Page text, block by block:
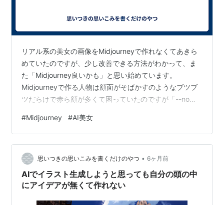
リアル系の美女の画像をMidjourneyで作れなくてあきら
めていたのですが、少し改善できる方法がわかって、ま
た「Midjourney良いかも」と思い始めています。
Midjourneyで作る人物は顔面がそばかすのようなブツブ
ツだらけで赤ら顔が多くて困っていたのですが「--no
ブプロンプトを入れることでそれらが解消されたんで
す。 それでもまだMidjourneyで画像を作るには、ちゃん
と完成イメージを自分の中で作り上げて具体的な指示を
入力しないと思い通りのものが作れないので、今後も試
行錯誤が必要になりそ…
#Midjourney #AI美女
思いつきの思いこみを書くだけのやつ • 6ヶ月前
AIでイラスト生成しようと思っても自分の頭の中
にアイデアが無くて作れない